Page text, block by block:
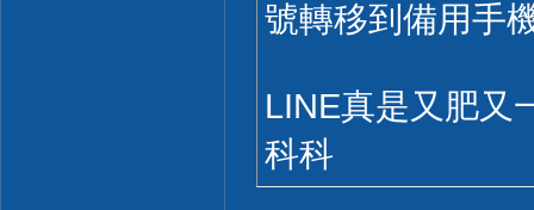
號轉移到備用手
LINE真是又肥又
科科